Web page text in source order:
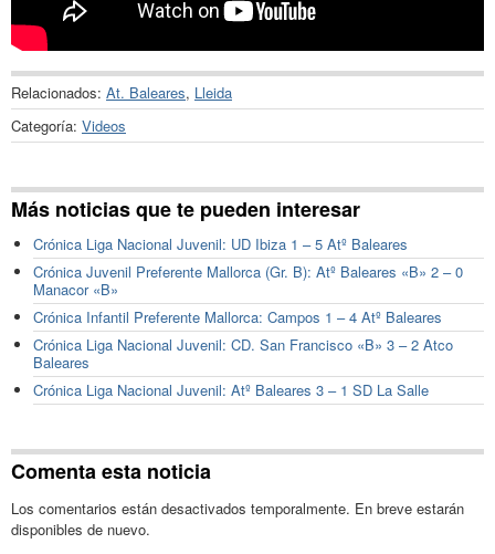
Relacionados: At. Baleares, Lleida
Categoría: Videos
Más noticias que te pueden interesar
Crónica Liga Nacional Juvenil: UD Ibiza 1 – 5 Atº Baleares
Crónica Juvenil Preferente Mallorca (Gr. B): Atº Baleares «B» 2 – 0
Manacor «B»
Crónica Infantil Preferente Mallorca: Campos 1 – 4 Atº Baleares
Crónica Liga Nacional Juvenil: CD. San Francisco «B» 3 – 2 Atco
Baleares
Crónica Liga Nacional Juvenil: Atº Baleares 3 – 1 SD La Salle
Comenta esta noticia
Los comentarios están desactivados temporalmente. En breve estarán
disponibles de nuevo.